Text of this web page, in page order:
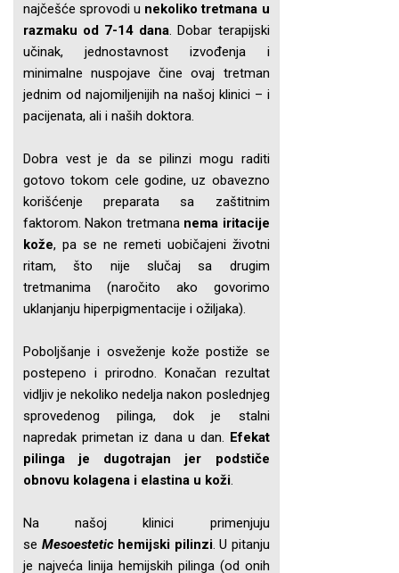
najčešće sprovodi u nekoliko tretmana u
razmaku od 7-14 dana. Dobar terapijski
učinak, jednostavnost izvođenja i
minimalne nuspojave čine ovaj tretman
jednim od najomiljenijih na našoj klinici – i
pacijenata, ali i naših doktora.
Dobra vest je da se pilinzi mogu raditi
gotovo tokom cele godine, uz obavezno
korišćenje preparata sa zaštitnim
faktorom. Nakon tretmana nema iritacije
kože, pa se ne remeti uobičajeni životni
ritam, što nije slučaj sa drugim
tretmanima (naročito ako govorimo
uklanjanju hiperpigmentacije i ožiljaka).
Poboljšanje i osveženje kože postiže se
postepeno i prirodno. Konačan rezultat
vidljiv je nekoliko nedelja nakon poslednjeg
sprovedenog pilinga, dok je stalni
napredak primetan iz dana u dan. Efekat
pilinga je dugotrajan jer podstiče
obnovu kolagena i elastina u koži.
Na našoj klinici primenjuju
se Mesoestetic hemijski pilinzi. U pitanju
je najveća linija hemijskih pilinga (od onih